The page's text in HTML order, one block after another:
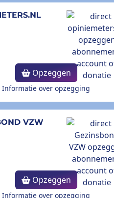
Opzeggen
Informatie over opzegging
VZW
Opzeggen
Informatie over opzegging